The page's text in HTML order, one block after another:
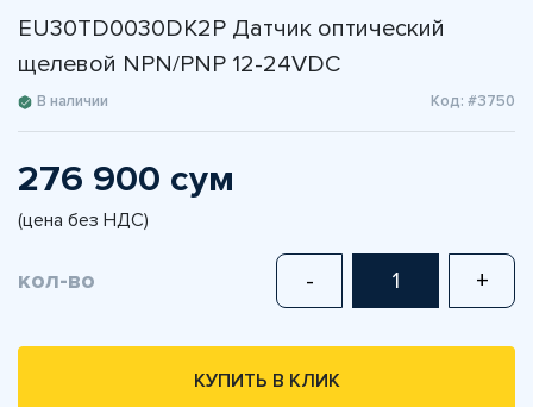
EU30TD0030DK2P Датчик оптический
щелевой NPN/PNP 12-24VDC
В наличии Код: #3750
276 900 сум
(цена без НДС)
кол-во - +
КУПИТЬ В КЛИК